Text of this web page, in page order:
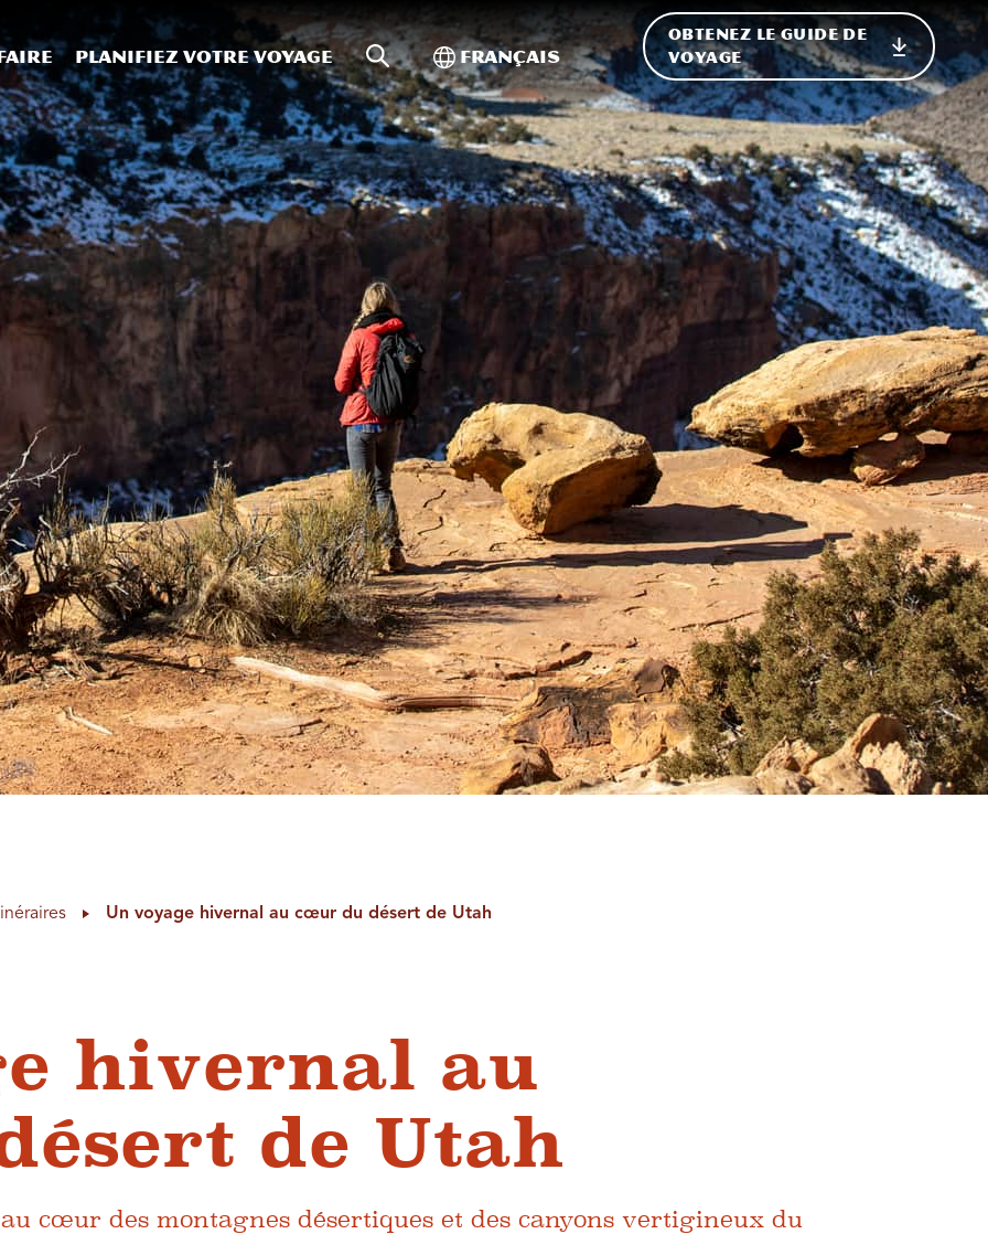
Planifiez votre voyage Recherche sur le site
Basculer vers l'international
Français
OBTENEZ LE GUIDE DE
VOYAGE
Un voyage hivernal au cœur du désert de Utah
hivernal au
de Utah
cœur des montagnes désertiques et des canyons vertigineux du